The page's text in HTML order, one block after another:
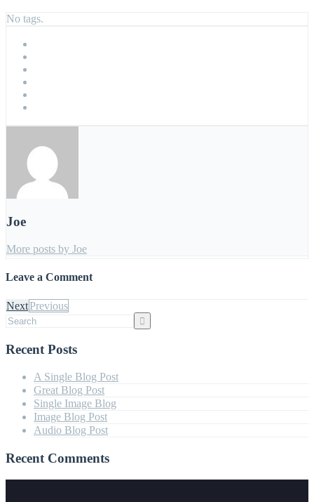
No tags.
Joe
More posts by Joe
Leave a Comment
NextPrevious
Recent Posts
A Single Blog Post
Great Blog Post
Single Image Blog
Image Blog Post
Audio Blog Post
Recent Comments